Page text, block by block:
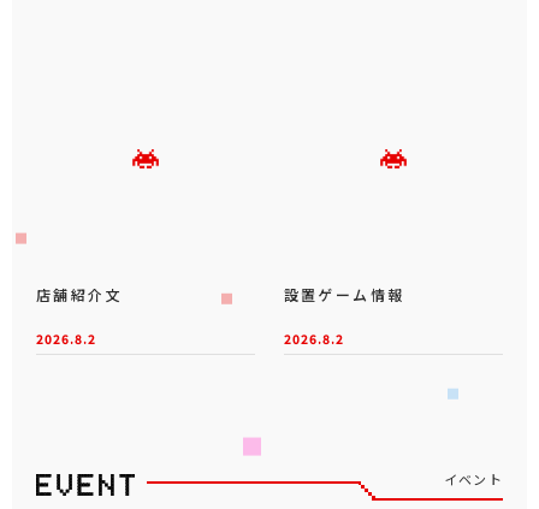
店舗紹介文
2026.8.2
設置ゲーム情報
2026.8.2
イベント